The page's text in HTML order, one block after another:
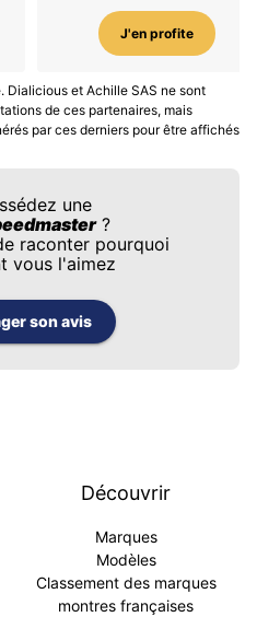
J'en profite
Dialicious et Achille SAS ne sont
de ces partenaires, mais
par ces derniers pour être affichés
une
?
raconter pourquoi
vous l'aimez
son avis
Découvrir
Marques
Modèles
Classement des marques
montres françaises